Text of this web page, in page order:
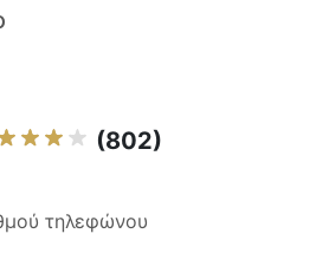
(802)
τηλεφώνου